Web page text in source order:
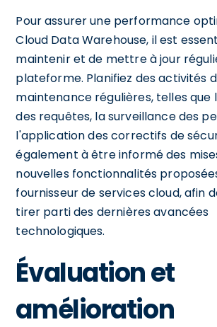
Pour assurer une performance
Cloud Data Warehouse, il est
maintenir et de mettre à jour
plateforme. Planifiez des activités
maintenance régulières, telles que
des requêtes, la surveillance des
l'application des correctifs de
également à être informé des
nouvelles fonctionnalités
fournisseur de services cloud, afin
tirer parti des dernières avancées
technologiques.
Évaluation et
amélioration